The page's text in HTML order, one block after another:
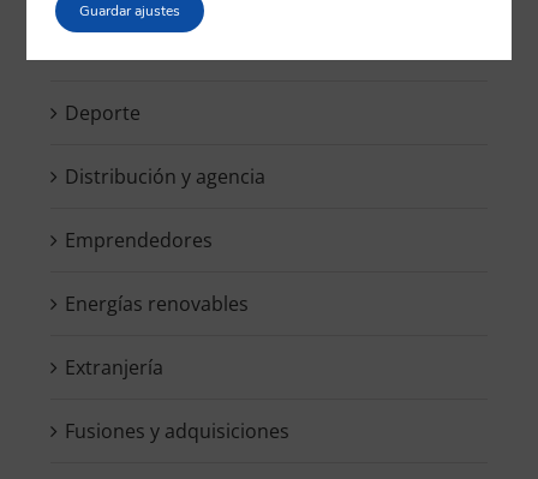
Deporte
Distribución y agencia
Emprendedores
Energías renovables
Extranjería
Fusiones y adquisiciones
Guardar ajustes